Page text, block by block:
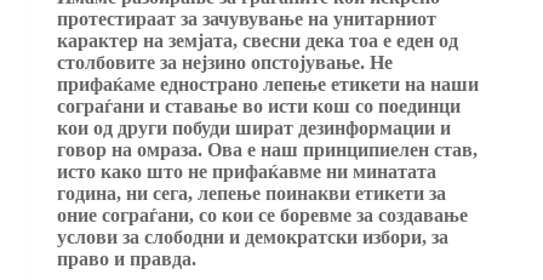
протестираат за зачувување на унитарниот
карактер на земјата, свесни дека тоа е еден од
столбовите за нејзино опстојување. Не
прифаќаме еднострано лепење етикети на наши
сограѓани и ставање во исти кош со поединци
кои од други побуди шират дезинформации и
говор на омраза. Ова е наш принципиелен став,
исто како што не прифаќавме ни минатата
година, ни сега, лепење поинакви етикети за
оние сограѓани, со кои се боревме за создавање
услови за слободни и демократски избори, за
право и правда.